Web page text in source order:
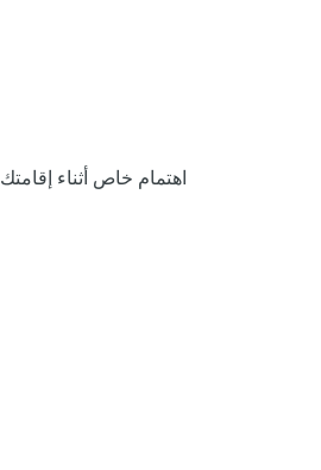
اهتمام خاص أثناء إقامتك